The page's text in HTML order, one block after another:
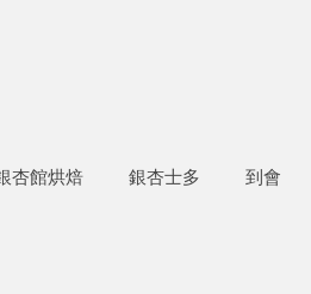
杏館烘焙 銀杏士多 到會